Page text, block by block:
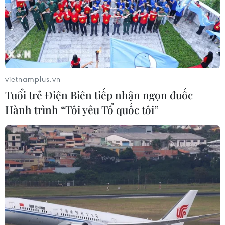
06/08/2026 11:20
Hàn Quốc xác nhận Triều Tiên
phóng ít nhất 1 tên lửa đạn đạo tầm
ngắn
06/08/2026 09:41
Quân đội Hàn Quốc thông báo Triều
Tiên phóng vật thể chưa xác định
06/08/2026 08:31
Dấu mốc quan trọng trong quan hệ
Việt Nam-Australia
06/08/2026 08:29
vietnamplus.vn
Tuổi trẻ Điện Biên tiếp nhận ngọn đuốc
Hành trình “Tôi yêu Tổ quốc tôi”